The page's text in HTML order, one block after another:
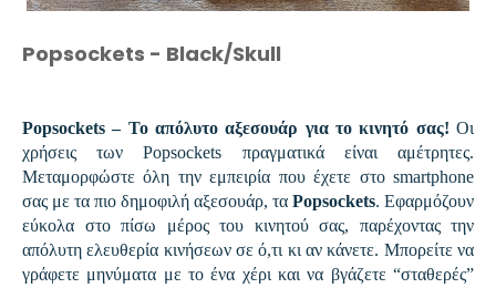
Popsockets - Black/Skull
Popsockets – Το απόλυτο αξεσουάρ για το κινητό σας! Οι
χρήσεις των Popsockets πραγματικά είναι αμέτρητες.
Μεταμορφώστε όλη την εμπειρία που έχετε στο smartphone
σας με τα πιο δημοφιλή αξεσουάρ, τα Popsockets. Εφαρμόζουν
εύκολα στο πίσω μέρος του κινητού σας, παρέχοντας την
απόλυτη ελευθερία κινήσεων σε ό,τι κι αν κάνετε. Μπορείτε να
γράφετε μηνύματα με το ένα χέρι και να βγάζετε “σταθερές”